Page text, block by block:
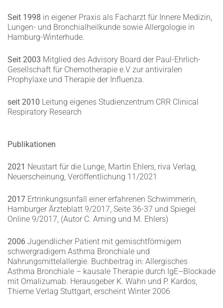
Seit 1998 in eigener Praxis als Facharzt für Innere Medizin,
Lungen- und Bronchialheilkunde sowie Allergologie in
Hamburg-Winterhude.
Seit 2003 Mitglied des Advisory Board der Paul-Ehrlich-
Gesellschaft für Chemotherapie e.V zur antiviralen
Prophylaxe und Therapie der Influenza.
seit 2010 Leitung eigenes Studienzentrum CRR Clinical
Respiratory Research
Publikationen
2021 Neustart für die Lunge, Martin Ehlers, riva Verlag,
Neuerscheinung, Veröffentlichung 11/2021
2017 Ertrinkungsunfall einer erfahrenen Schwimmerin,
Hamburger Ärzteblatt 9/2017, Seite 36-37 und Spiegel
Online 9/2017, (Autor C. Arning und M. Ehlers)
2006 Jugendlicher Patient mit gemischtförmigem
schwergradigem Asthma Bronchiale und
Nahrungsmittelallergie. Buchbeitrag in: Allergisches
Asthma Bronchiale – kausale Therapie durch IgE–Blockade
mit Omalizumab. Herausgeber K. Wahn und P. Kardos,
Thieme Verlag Stuttgart, erscheint Winter 2006